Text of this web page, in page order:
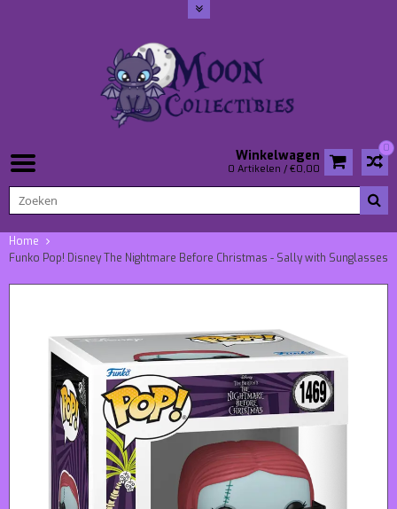
0
Winkelwagen
0 Artikelen / €0,00
Home
Funko Pop! Disney The Nightmare Before Christmas - Sally with Sunglasses